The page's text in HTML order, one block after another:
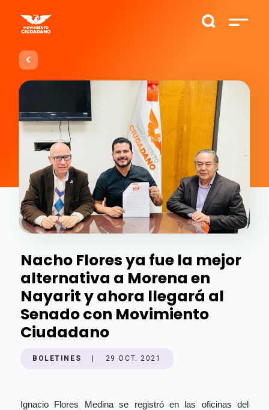
Nacho Flores ya fue la mejor
alternativa a Morena en
Nayarit y ahora llegará al
Senado con Movimiento
Ciudadano
BOLETINES 29 OCT. 2021
Ignacio Flores Medina se registró en las oficinas del